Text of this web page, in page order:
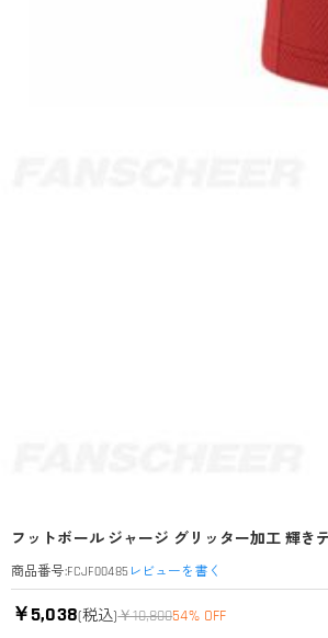
フットボール ジャージ グリッター加工 輝き
商品番号:FCJF00485 レビューを書く
￥5,038(税込)￥10,80054% OFF